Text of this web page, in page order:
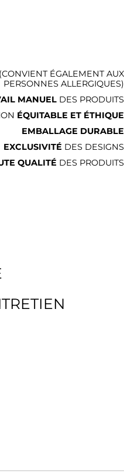
(CONVIENT ÉGALEMENT AUX
PERSONNES ALLERGIQUES)
MANUEL DES PRODUITS
ÉQUITABLE ET ÉTHIQUE
EMBALLAGE DURABLE
EXCLUSIVITÉ DES DESIGNS
QUALITÉ DES PRODUITS